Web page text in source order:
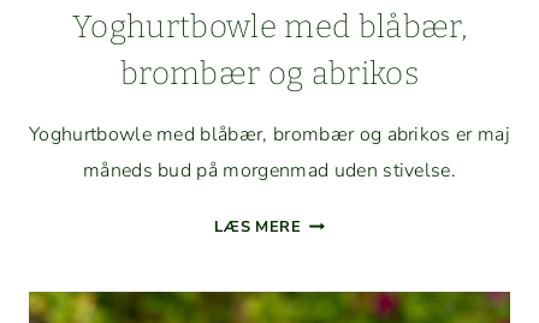
Yoghurt­bowle med blåbær,
brom­bær og abrikos
Yoghurt­bowle med blåbær, brom­bær og abrikos er maj
måneds bud på mor­gen­mad uden stivelse.
LÆS MERE YOGHURT­
BLÅBÆR,